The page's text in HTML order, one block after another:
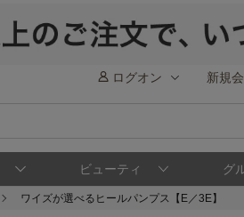
ログオン 新規
ビューティ グ
ワイズが選べるヒールパンプス【E／3E】